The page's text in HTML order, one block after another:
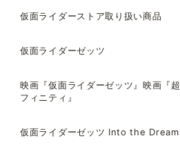
仮面ライダーストア取り扱い商品
仮面ライダーゼッツ
映画『仮面ライダーゼッツ』映画『
フィニティ』
仮面ライダーゼッツ Into the Dream